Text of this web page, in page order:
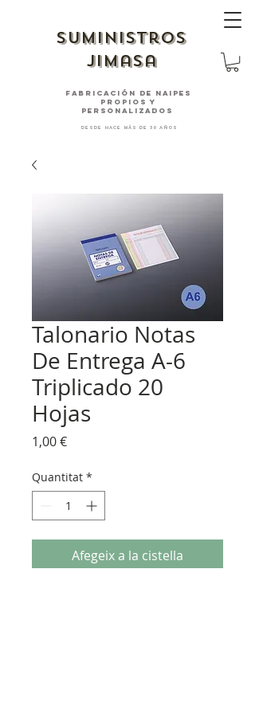
suministros
jimasa
fabricación de naipes
PROPIOS Y
PERSONALIZADOS
desde hace más de 30 años
Talonario Notas
De Entrega A-6
Triplicado 20
Hojas
1,00 €Price
Quantitat *
Afegeix a la cistella